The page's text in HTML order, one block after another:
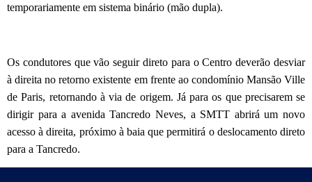
temporariamente em sistema binário (mão dupla).
Os condutores que vão seguir direto para o Centro deverão desviar
à direita no retorno existente em frente ao condomínio Mansão Ville
de Paris, retornando à via de origem. Já para os que precisarem se
dirigir para a avenida Tancredo Neves, a SMTT abrirá um novo
acesso à direita, próximo à baia que permitirá o deslocamento direto
para a Tancredo.